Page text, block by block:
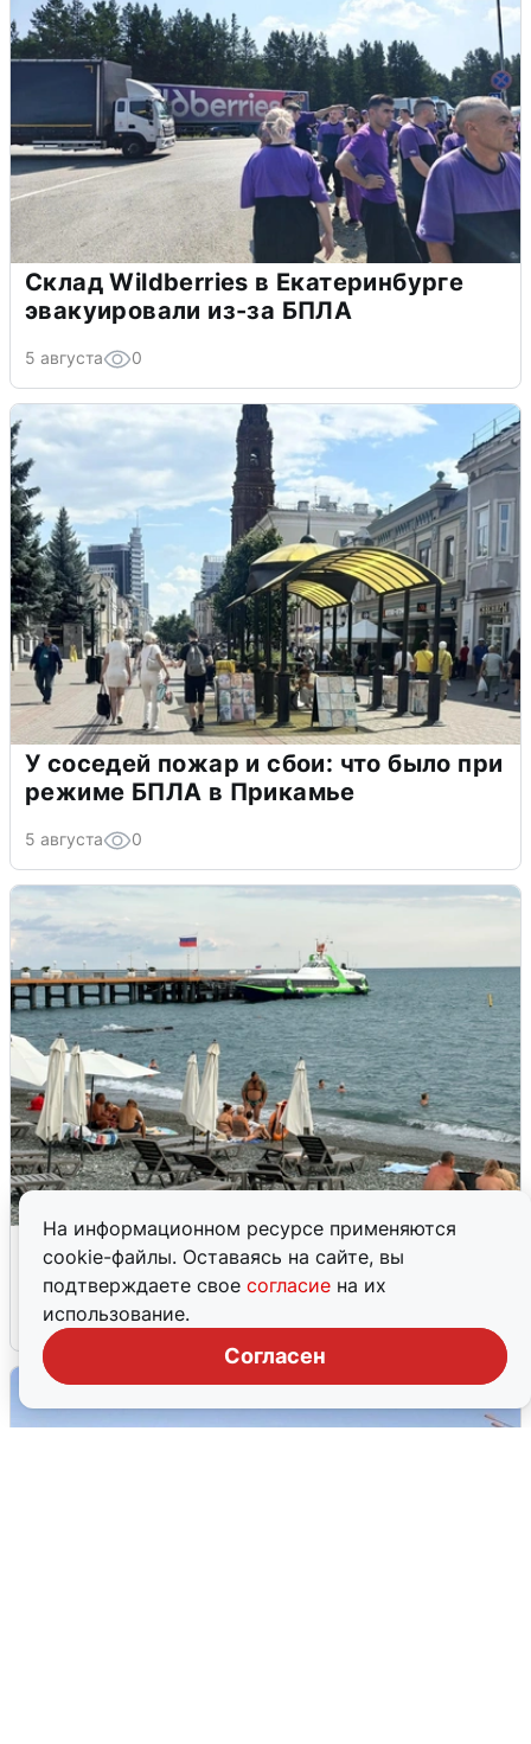
На информационном ресурсе применяются
cookie-файлы. Оставаясь на сайте, вы
подтверждаете свое согласие на их
использование.
Согласен
Склад Wildberries в Екатеринбурге
эвакуировали из-за БПЛА
5 августа 0
У соседей пожар и сбои: что было при
режиме БПЛА в Прикамье
5 августа 0
Жители и туристы Сочи рассказали
об атаке БПЛА 5 августа
5 августа 0